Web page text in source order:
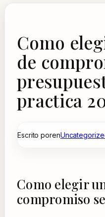
Como
de
practica
Escrito poren
Como elegir
compromiso